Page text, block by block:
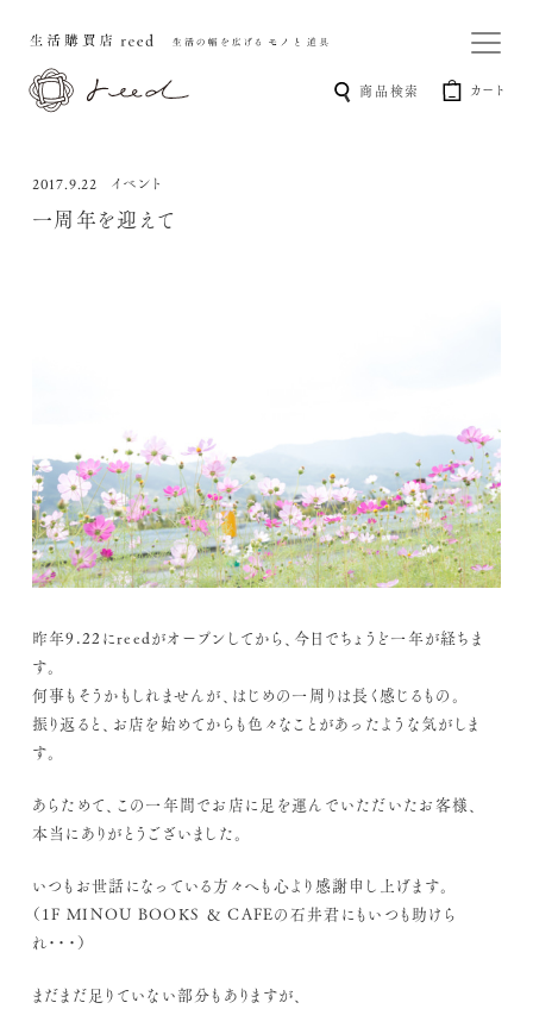
商品検索 カート
2017.9.22 イベント
一周年を迎えて
昨年9.22にreedがオープンしてから、今日でちょうど一年が経ちま
す。
何事もそうかもしれませんが、はじめの一周りは長く感じるもの。
振り返ると、お店を始めてからも色々なことがあったような気がしま
す。
あらためて、この一年間でお店に足を運んでいただいたお客様、
本当にありがとうございました。
いつもお世話になっている方々へも心より感謝申し上げます。
（1F MINOU BOOKS ＆ CAFEの石井君にもいつも助けら
れ・・・）
まだまだ足りていない部分もありますが、